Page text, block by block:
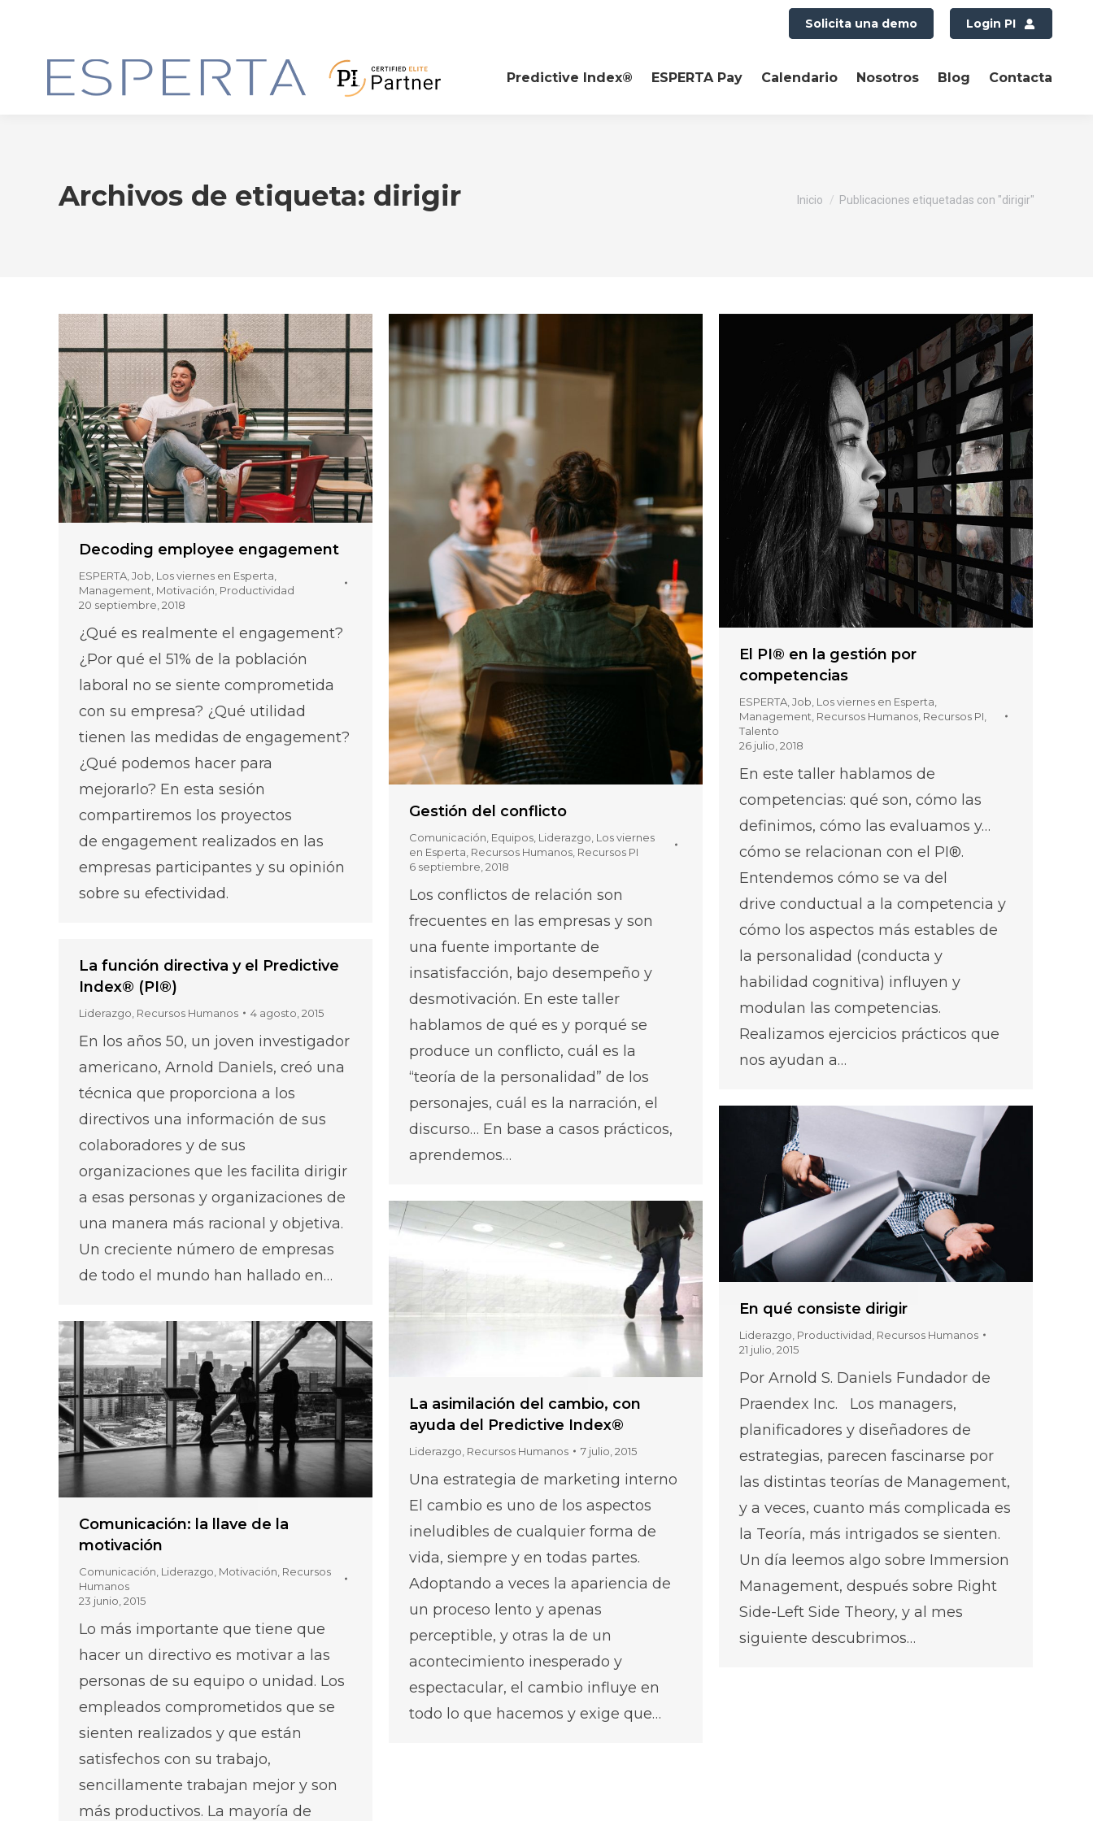
Solicita una demo Login PI
Predictive Index® ESPERTA Pay Calendario Nosotros Blog Contacta
Archivos de etiqueta: dirigir Estás aquí:
Inicio Publicaciones etiquetadas con "dirigir"
Decoding employee engagement
ESPERTA Job Los viernes en Esperta
Management Motivación Productividad
20 septiembre, 2018
¿Qué es realmente el engagement?
¿Por qué el 51% de la población
laboral no se siente comprometida
con su empresa? ¿Qué utilidad
tienen las medidas de engagement?
¿Qué podemos hacer para
mejorarlo? En esta sesión
compartiremos los proyectos
de engagement realizados en las
empresas participantes y su opinión
sobre su efectividad.
Gestión del conflicto
Comunicación Equipos Liderazgo Los viernes
en Esperta Recursos Humanos Recursos PI
6 septiembre, 2018
Los conflictos de relación son
frecuentes en las empresas y son
una fuente importante de
insatisfacción, bajo desempeño y
desmotivación. En este taller
hablamos de qué es y porqué se
produce un conflicto, cuál es la
“teoría de la personalidad” de los
personajes, cuál es la narración, el
discurso… En base a casos prácticos,
aprendemos…
El PI® en la gestión por
competencias
ESPERTA Job Los viernes en Esperta
Management Recursos Humanos Recursos PI
Talento
26 julio, 2018
En este taller hablamos de
competencias: qué son, cómo las
definimos, cómo las evaluamos y…
cómo se relacionan con el PI®.
Entendemos cómo se va del
drive conductual a la competencia y
cómo los aspectos más estables de
la personalidad (conducta y
habilidad cognitiva) influyen y
modulan las competencias.
Realizamos ejercicios prácticos que
nos ayudan a…
La función directiva y el Predictive
Index® (PI®)
Liderazgo Recursos Humanos 4 agosto, 2015
En los años 50, un joven investigador
americano, Arnold Daniels, creó una
técnica que proporciona a los
directivos una información de sus
colaboradores y de sus
organizaciones que les facilita dirigir
a esas personas y organizaciones de
una manera más racional y objetiva.
Un creciente número de empresas
de todo el mundo han hallado en…
En qué consiste dirigir
Liderazgo, Productividad, Recursos Humanos
21 julio, 2015
Por Arnold S. Daniels Fundador de
Praendex Inc. Los managers,
planificadores y diseñadores de
estrategias, parecen fascinarse por
las distintas teorías de Management,
y a veces, cuanto más complicada es
la Teoría, más intrigados se sienten.
Un día leemos algo sobre Immersion
Management, después sobre Right
Side-Left Side Theory, y al mes
siguiente descubrimos…
La asimilación del cambio, con
ayuda del Predictive Index®
Liderazgo, Recursos Humanos 7 julio, 2015
Una estrategia de marketing interno
El cambio es uno de los aspectos
ineludibles de cualquier forma de
vida, siempre y en todas partes.
Adoptando a veces la apariencia de
un proceso lento y apenas
perceptible, y otras la de un
acontecimiento inesperado y
espectacular, el cambio influye en
todo lo que hacemos y exige que…
Comunicación: la llave de la
motivación
Comunicación, Liderazgo, Motivación, Recursos
Humanos
23 junio, 2015
Lo más importante que tiene que
hacer un directivo es motivar a las
personas de su equipo o unidad. Los
empleados comprometidos que se
sienten realizados y que están
satisfechos con su trabajo,
sencillamente trabajan mejor y son
más productivos. La mayoría de